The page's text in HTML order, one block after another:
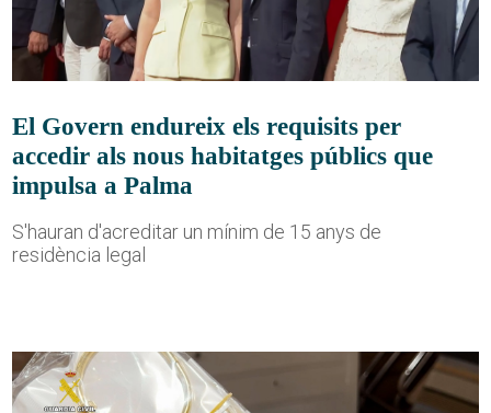
El Govern endureix els requisits per
accedir als nous habitatges públics que
impulsa a Palma
S'hauran d'acreditar un mínim de 15 anys de
residència legal